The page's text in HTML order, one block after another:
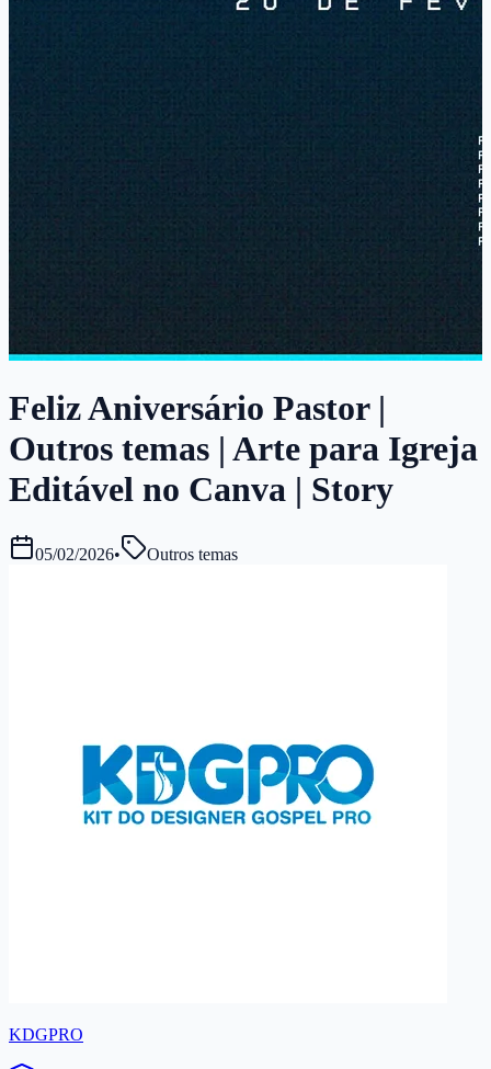
Feliz Aniversário Pastor |
Outros temas | Arte para Igreja
Editável no Canva | Story
05/02/2026• Outros temas
KDGPRO